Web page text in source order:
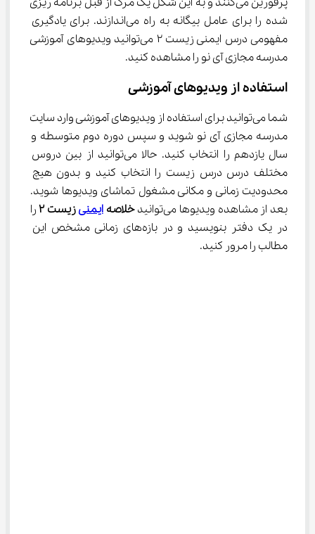
شده را برای عامل بیگانه به راه می‌اندازند. برای یادگیری
مفهومی درس ایمنی زیست ۲ می‌توانید ویدیو‌های آموزشی
مدرسه مجازی آی نو را مشاهده کنید.
استفاده از ویدیوهای آموزشی
شما می‌توانید برای استفاده از ویدیوهای آموزشی وارد سایت
مدرسه مجازی آی نو شوید و سپس دوره دوم متوسطه و
سال یازدهم را انتخاب کنید. حالا می‌توانید از بین دروس
مختلف درس درس زیست را انتخاب کنید و بدون هیچ
محدودیت زمانی و مکانی مشغول تماشای ویدیوها شوید.
بعد از مشاهده ویدیوها می‌توانید
خلاصه ایمنی زیست ۲ را
در یک دفتر بنویسید و در بازه‌های زمانی مشخص این
مطالب را مرور کنید.